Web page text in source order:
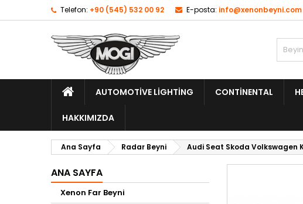
Telefon: +90 (545) 532 00 92 E-posta: info@xenonbeyni.com
AUTOMOTIVE LIGHTING CONTINENTAL
HAKKIMIZDA
Ana Sayfa Radar Beyni Audi Seat Skoda Volkswagen
ANA SAYFA
Xenon Far Beyni